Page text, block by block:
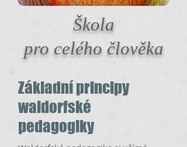
Škola
pro celého člověka
Základní principy
waldorfské
pedagogiky